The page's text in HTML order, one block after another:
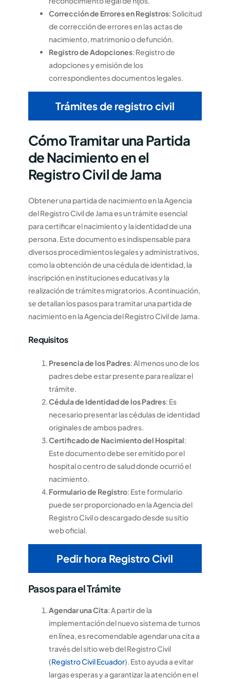
Corrección de Errores en Registros: Solicitud
de corrección de errores en las actas de
nacimiento, matrimonio o defunción.
Registro de Adopciones: Registro de
adopciones y emisión de los
correspondientes documentos legales.
Trámites de registro civil
Cómo Tramitar una Partida
de Nacimiento en el
Registro Civil de Jama
Obtener una partida de nacimiento en la Agencia
del Registro Civil de Jama es un trámite esencial
para certificar el nacimiento y la identidad de una
persona. Este documento es indispensable para
diversos procedimientos legales y administrativos,
como la obtención de una cédula de identidad, la
inscripción en instituciones educativas y la
realización de trámites migratorios. A continuación,
se detallan los pasos para tramitar una partida de
nacimiento en la Agencia del Registro Civil de Jama.
Requisitos
Presencia de los Padres: Al menos uno de los
padres debe estar presente para realizar el
trámite.
Cédula de Identidad de los Padres: Es
necesario presentar las cédulas de identidad
originales de ambos padres.
Certificado de Nacimiento del Hospital:
Este documento debe ser emitido por el
hospital o centro de salud donde ocurrió el
nacimiento.
Formulario de Registro: Este formulario
puede ser proporcionado en la Agencia del
Registro Civil o descargado desde su sitio
web oficial.
Pedir hora Registro Civil
Pasos para el Trámite
Agendar una Cita: A partir de la
implementación del nuevo sistema de turnos
en línea, es recomendable agendar una cita a
través del sitio web del Registro Civil
(Registro Civil Ecuador). Esto ayuda a evitar
largas esperas y a garantizar la atención en el